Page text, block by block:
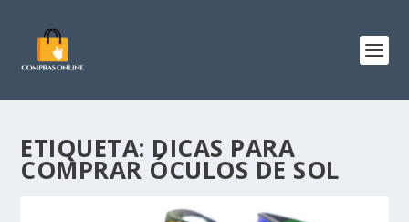
ETIQUETA: DICAS PARA
COMPRAR ÓCULOS DE SOL